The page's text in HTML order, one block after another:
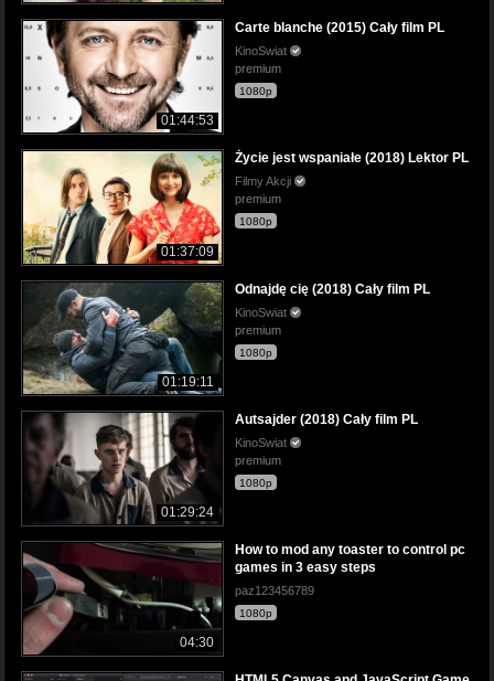
01:44:53
Carte blanche (2015) Cały film PL
KinoSwiat
premium
1080p
01:37:09
Życie jest wspaniałe (2018) Lektor PL
Filmy Akcji
premium
1080p
01:19:11
Odnajdę cię (2018) Cały film PL
KinoSwiat
premium
1080p
01:29:24
Autsajder (2018) Cały film PL
KinoSwiat
premium
1080p
04:30
How to mod any toaster to control pc
games in 3 easy steps
paz123456789
1080p